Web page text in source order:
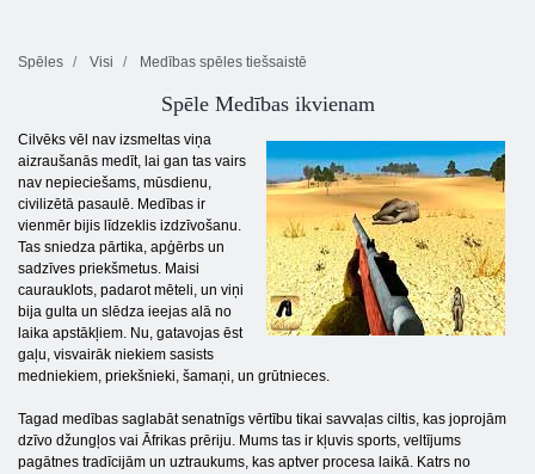
Spēles Visi Medības spēles tiešsaistē
Spēle Medības ikvienam
Cilvēks vēl nav izsmeltas viņa
aizraušanās medīt, lai gan tas vairs
nav nepieciešams, mūsdienu,
civilizētā pasaulē. Medības ir
vienmēr bijis līdzeklis izdzīvošanu.
Tas sniedza pārtika, apģērbs un
sadzīves priekšmetus. Maisi
caurauklots, padarot mēteli, un viņi
bija gulta un slēdza ieejas alā no
laika apstākļiem. Nu, gatavojas ēst
gaļu, visvairāk niekiem sasists
medniekiem, priekšnieki, šamaņi, un grūtnieces.
Tagad medības saglabāt senatnīgs vērtību tikai savvaļas ciltis, kas joprojām
dzīvo džungļos vai Āfrikas prēriju. Mums tas ir kļuvis sports, veltījums
pagātnes tradīcijām un uztraukums, kas aptver procesa laikā. Katrs no